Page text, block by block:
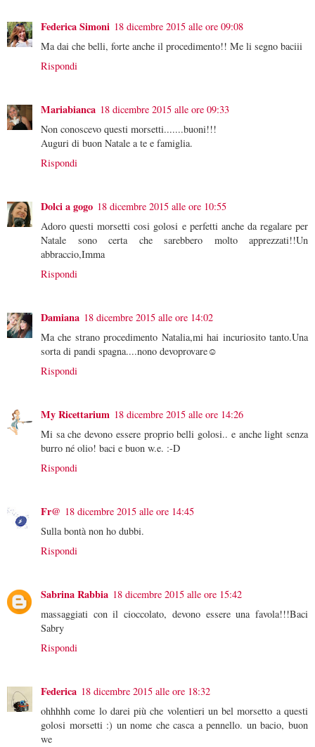
Federica Simoni 18 dicembre 2015 alle ore 09:08
Ma dai che belli, forte anche il procedimento!! Me li segno baciii
Rispondi
Mariabianca 18 dicembre 2015 alle ore 09:33
Non conoscevo questi morsetti.......buoni!!!
Auguri di buon Natale a te e famiglia.
Rispondi
Dolci a gogo 18 dicembre 2015 alle ore 10:55
Adoro questi morsetti cosi golosi e perfetti anche da regalare per
Natale sono certa che sarebbero molto apprezzati!!Un
abbraccio,Imma
Rispondi
Damiana 18 dicembre 2015 alle ore 14:02
Ma che strano procedimento Natalia,mi hai incuriosito tanto.Una
sorta di pandi spagna....nono devoprovare☺
Rispondi
My Ricettarium 18 dicembre 2015 alle ore 14:26
Mi sa che devono essere proprio belli golosi.. e anche light senza
burro né olio! baci e buon w.e. :-D
Rispondi
Fr@ 18 dicembre 2015 alle ore 14:45
Sulla bontà non ho dubbi.
Rispondi
Sabrina Rabbia 18 dicembre 2015 alle ore 15:42
massaggiati con il cioccolato, devono essere una favola!!!Baci
Sabry
Rispondi
Federica 18 dicembre 2015 alle ore 18:32
ohhhhh come lo darei più che volentieri un bel morsetto a questi
golosi morsetti :) un nome che casca a pennello. un bacio, buon
we